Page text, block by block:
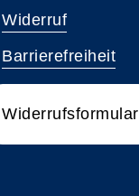
Widerruf
Barrierefreiheit
Widerrufsformular